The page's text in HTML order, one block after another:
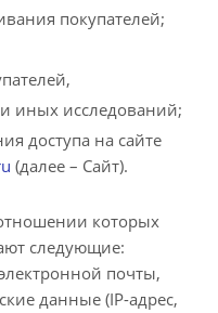
покупателей;
иных исследований;
доступа на сайте
(далее – Сайт).
которых
следующие:
почты,
данные (IP-адрес,